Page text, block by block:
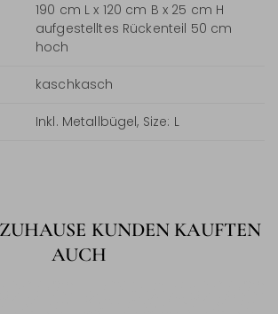
190 cm L x 120 cm B x 25 cm H
aufgestelltes Rückenteil 50 cm
hoch
kaschkasch
Inkl. Metallbügel, Size: L
KUNDEN KAUFTEN
AUCH